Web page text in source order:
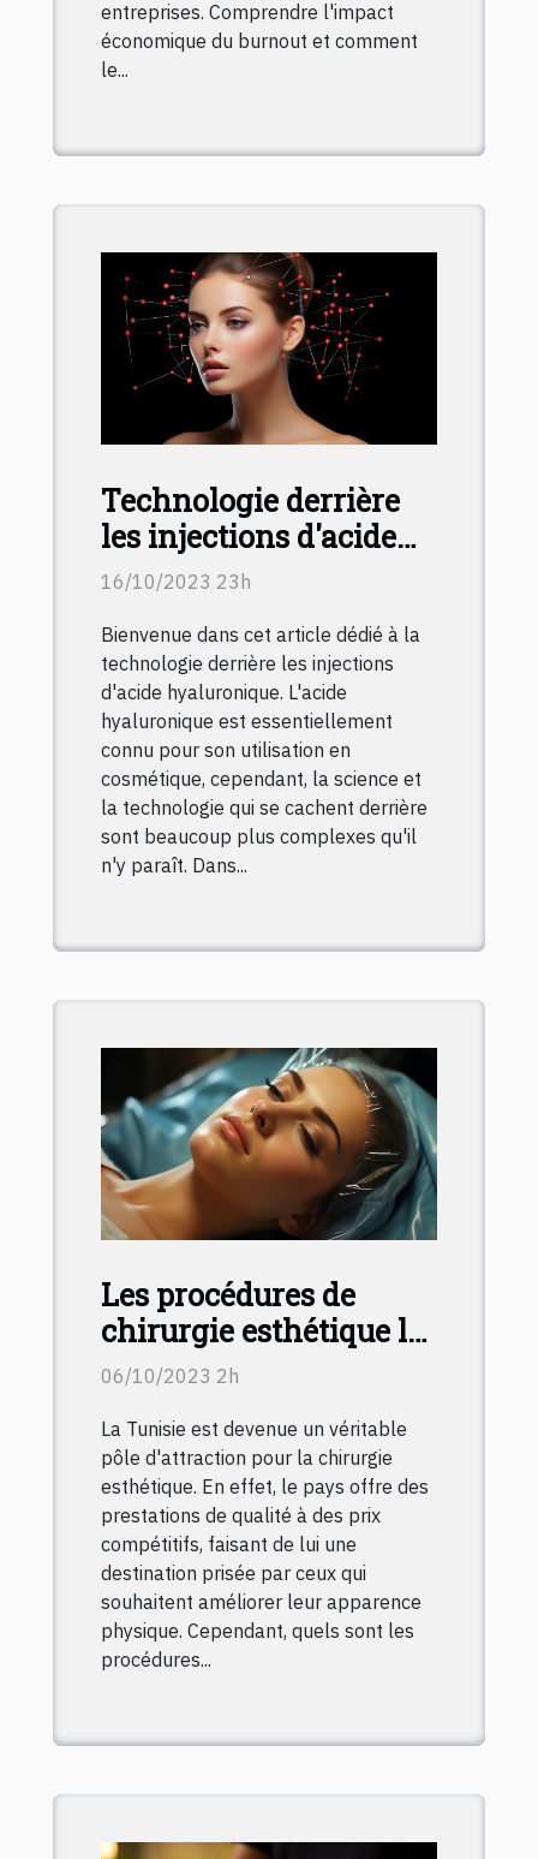
entreprises. Comprendre l'impact
économique du burnout et comment
le...
Technologie derrière
les injections d'acide
hyaluronique :
16/10/2023 23h
Bienvenue dans cet article dédié à la
technologie derrière les injections
d'acide hyaluronique. L'acide
hyaluronique est essentiellement
connu pour son utilisation en
cosmétique, cependant, la science et
la technologie qui se cachent derrière
sont beaucoup plus complexes qu'il
n'y paraît. Dans...
Les procédures de
chirurgie esthétique les
plus populaires en
06/10/2023 2h
La Tunisie est devenue un véritable
pôle d'attraction pour la chirurgie
esthétique. En effet, le pays offre des
prestations de qualité à des prix
compétitifs, faisant de lui une
destination prisée par ceux qui
souhaitent améliorer leur apparence
physique. Cependant, quels sont les
procédures...